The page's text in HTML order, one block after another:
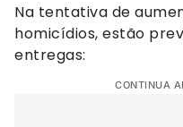
Na tentativa de
homicídios, estão
entregas:
CONTINUA